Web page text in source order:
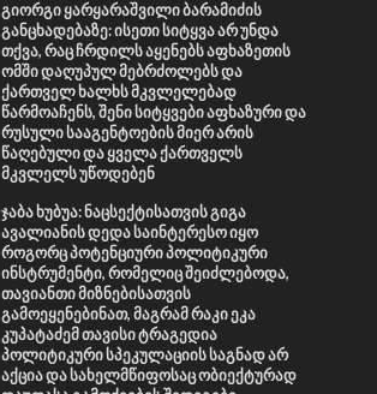
გიორგი ყარყარაშვილი ბარამიძის
განცხადებაზე: ისეთი სიტყვა არ უნდა
თქვა, რაც ჩრდილს აყენებს აფხაზეთის
ომში დაღუპულ მებრძოლებს და
ქართველ ხალხს მკვლელებად
წარმოაჩენს, შენი სიტყვები აფხაზური და
რუსული სააგენტოების მიერ არის
წაღებული და ყველა ქართველს
მკვლელს უწოდებენ
ჯაბა ხუბუა: ნაცსექტისათვის გიგა
ავალიანის დედა საინტერესო იყო
როგორც პოტენციური პოლიტიკური
ინსტრუმენტი, რომელიც შეიძლებოდა,
თავიანთი მიზნებისათვის
გამოეყენებინათ, მაგრამ რაკი ეკა
კუპატაძემ თავისი ტრაგედია
პოლიტიკური სპეკულაციის საგნად არ
აქცია და სახელმწიფოსაც ობიექტურად